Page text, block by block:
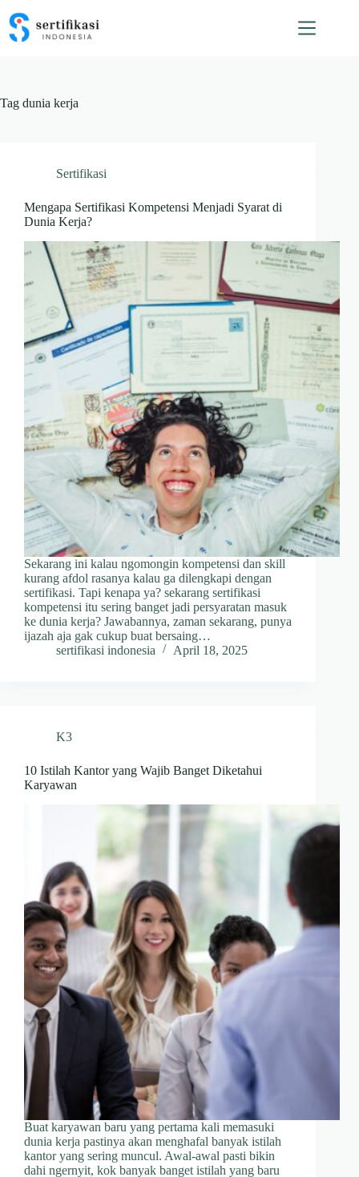
content
Tag dunia kerja
Sertifikasi
Mengapa Sertifikasi Kompetensi Menjadi Syarat di
Dunia Kerja?
Sekarang ini kalau ngomongin kompetensi dan skill
kurang afdol rasanya kalau ga dilengkapi dengan
sertifikasi. Tapi kenapa ya? sekarang sertifikasi
kompetensi itu sering banget jadi persyaratan masuk
ke dunia kerja? Jawabannya, zaman sekarang, punya
ijazah aja gak cukup buat bersaing…
sertifikasi indonesia
April 18, 2025
K3
10 Istilah Kantor yang Wajib Banget Diketahui
Karyawan
Buat karyawan baru yang pertama kali memasuki
dunia kerja pastinya akan menghafal banyak istilah
kantor yang sering muncul. Awal-awal pasti bikin
dahi ngernyit, kok banyak banget istilah yang baru